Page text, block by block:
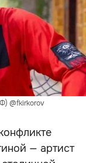
@fkirkorov
— артист